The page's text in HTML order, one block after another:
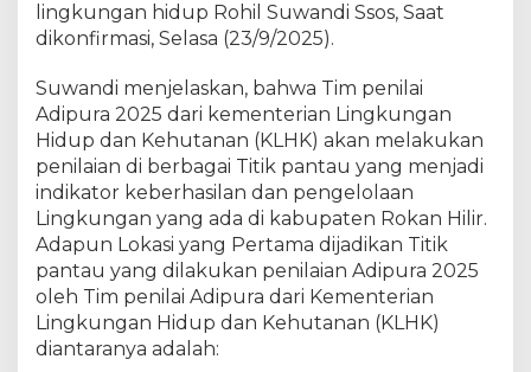
i
m
e
n
i
l
a
i
A
p
u
r
lingkungan hidup Rohil Suwandi Ssos, Saat
dikonfirmasi, Selasa (23/9/2025).
Suwandi menjelaskan, bahwa Tim penilai
Adipura 2025 dari kementerian Lingkungan
Hidup dan Kehutanan (KLHK) akan melakukan
penilaian di berbagai Titik pantau yang menjadi
indikator keberhasilan dan pengelolaan
Lingkungan yang ada di kabupaten Rokan Hilir.
Adapun Lokasi yang Pertama dijadikan Titik
pantau yang dilakukan penilaian Adipura 2025
oleh Tim penilai Adipura dari Kementerian
Lingkungan Hidup dan Kehutanan (KLHK)
diantaranya adalah: